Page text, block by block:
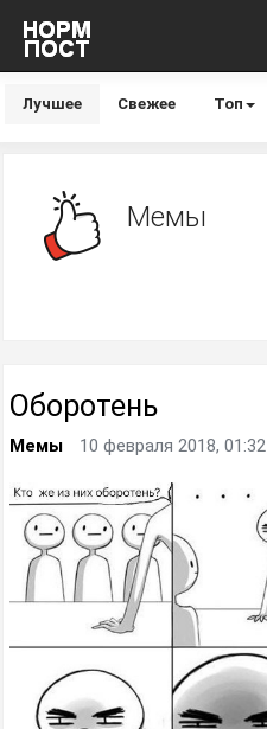
Лучшее Свежее Топ
Мемы
Оборотень
Мемы 10 февраля 2018, 01:32